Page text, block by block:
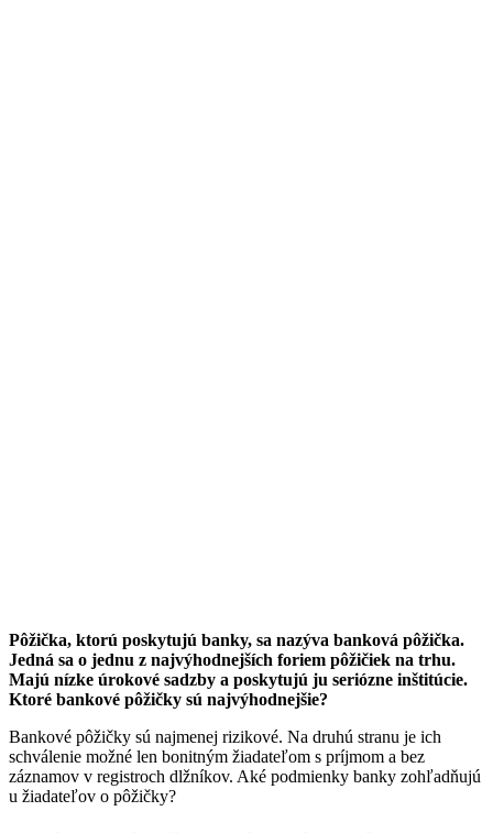
Pôžička, ktorú poskytujú banky, sa nazýva banková pôžička.
Jedná sa o jednu z najvýhodnejších foriem pôžičiek na trhu.
Majú nízke úrokové sadzby a poskytujú ju seriózne inštitúcie.
Ktoré bankové pôžičky sú najvýhodnejšie?
Bankové pôžičky sú najmenej rizikové. Na druhú stranu je ich
schválenie možné len bonitným žiadateľom s príjmom a bez
záznamov v registroch dlžníkov. Aké podmienky banky zohľadňujú
u žiadateľov o pôžičky?